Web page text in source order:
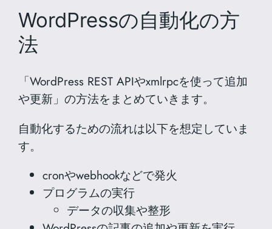
WordPressの自動化の方
法
「WordPress REST APIやxmlrpcを使って追加
や更新」の方法をまとめていきます。
自動化するための流れは以下を想定していま
す。
cronやwebhookなどで発火
プログラムの実行
データの収集や整形